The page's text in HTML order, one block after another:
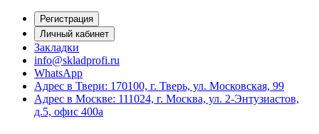
Регистрация
Личный кабинет
Закладки
info@skladprofi.ru
WhatsApp
Адрес в Твери: 170100, г. Тверь, ул. Московская, 99
Адрес в Москве: 111024, г. Москва, ул. 2-Энтузиастов,
д.5, офис 400а